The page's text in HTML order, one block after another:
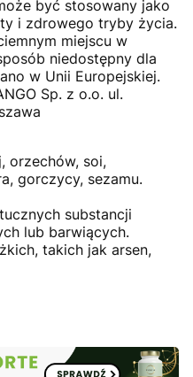
być stosowany jako
i zdrowego tryby życia.
miejscu w
niedostępny dla
w Unii Europejskiej.
Sp. z o.o. ul.
orzechów, soi,
gorczycy, sezamu.
substancji
lub barwiących.
takich jak arsen,